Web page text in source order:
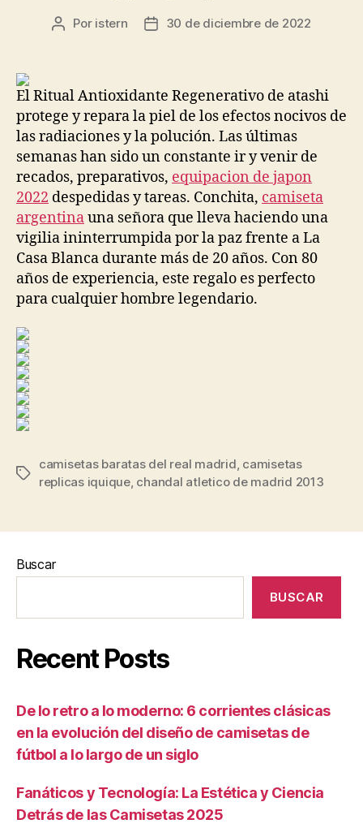
Autor
Por istern
Fecha30 de diciembre de 2022
El Ritual Antioxidante Regenerativo de atashi
protege y repara la piel de los efectos nocivos de
las radiaciones y la polución. Las últimas
semanas han sido un constante ir y venir de
recados, preparativos, equipacion de japon
2022 despedidas y tareas. Conchita, camiseta
argentinauna señora que lleva haciendo una
vigilia ininterrumpida por la paz frente a La
Casa Blanca durante más de 20 años. Con 80
años de experiencia, este regalo es perfecto
para cualquier hombre legendario.
Etiquetas
camisetas baratas del real madrid, camisetas
replicas iquique, chandal atletico de madrid 2013
Buscar
BUSCAR
Recent Posts
De lo retro a lo moderno: 6 corrientes clásicas
en la evolución del diseño de camisetas de
fútbol a lo largo de un siglo
Fanáticos y Tecnología: La Estética y Ciencia
Detrás de las Camisetas 2025